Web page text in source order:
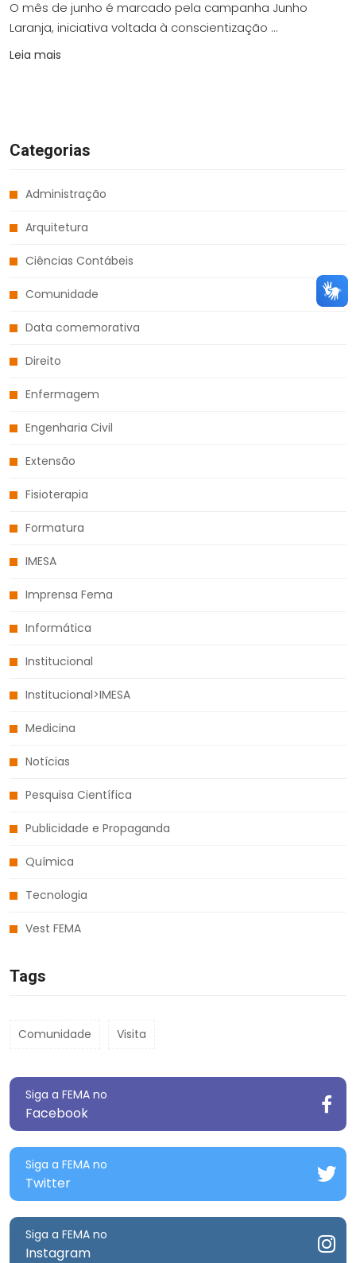
O mês de junho é marcado pela campanha Junho
Laranja, iniciativa voltada à conscientização ...
Leia mais
Categorias
Administração
Arquitetura
Ciências Contábeis
Comunidade
Data comemorativa
Direito
Enfermagem
Engenharia Civil
Extensão
Fisioterapia
Formatura
IMESA
Imprensa Fema
Informática
Institucional
Institucional>IMESA
Medicina
Notícias
Pesquisa Científica
Publicidade e Propaganda
Química
Tecnologia
Vest FEMA
Tags
Comunidade Visita
Siga a FEMA no
Facebook
Siga a FEMA no
Twitter
Siga a FEMA no
Instagram